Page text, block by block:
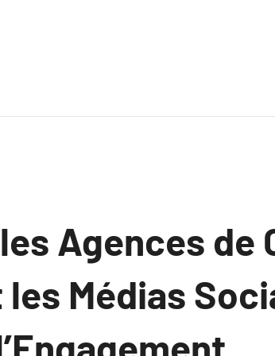
Agences de
Médias